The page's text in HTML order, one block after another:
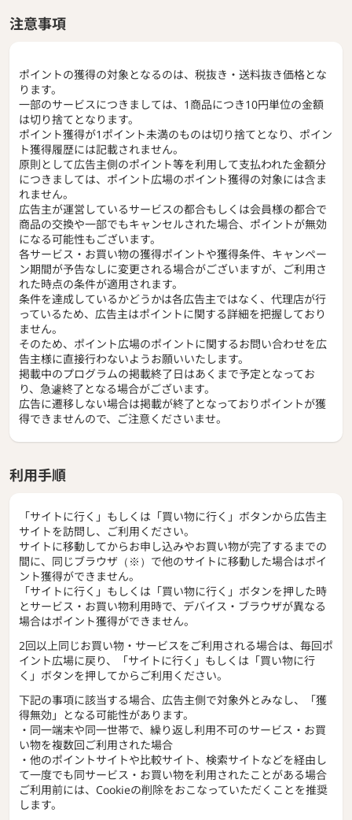
注意事項
ポイントの獲得の対象となるのは、税抜き・送料抜き価格とな
ります。
一部のサービスにつきましては、1商品につき10円単位の金額
は切り捨てとなります。
ポイント獲得が1ポイント未満のものは切り捨てとなり、ポイン
ト獲得履歴には記載されません。
原則として広告主側のポイント等を利用して支払われた金額分
につきましては、ポイント広場のポイント獲得の対象には含ま
れません。
広告主が運営しているサービスの都合もしくは会員様の都合で
商品の交換や一部でもキャンセルされた場合、ポイントが無効
になる可能性もございます。
各サービス・お買い物の獲得ポイントや獲得条件、キャンペー
ン期間が予告なしに変更される場合がございますが、ご利用さ
れた時点の条件が適用されます。
条件を達成しているかどうかは各広告主ではなく、代理店が行
っているため、広告主はポイントに関する詳細を把握しており
ません。
そのため、ポイント広場のポイントに関するお問い合わせを広
告主様に直接行わないようお願いいたします。
掲載中のプログラムの掲載終了日はあくまで予定となってお
り、急遽終了となる場合がございます。
広告に遷移しない場合は掲載が終了となっておりポイントが獲
得できませんので、ご注意くださいませ。
利用手順
「サイトに行く」もしくは「買い物に行く」ボタンから広告主
サイトを訪問し、ご利用ください。
サイトに移動してからお申し込みやお買い物が完了するまでの
間に、同じブラウザ（※）で他のサイトに移動した場合はポイ
ント獲得ができません。
「サイトに行く」もしくは「買い物に行く」ボタンを押した時
とサービス・お買い物利用時で、デバイス・ブラウザが異なる
場合はポイント獲得ができません。
2回以上同じお買い物・サービスをご利用される場合は、毎回ポ
イント広場に戻り、「サイトに行く」もしくは「買い物に行
く」ボタンを押してからご利用ください。
下記の事項に該当する場合、広告主側で対象外とみなし、「獲
得無効」となる可能性があります。
・同一端末や同一世帯で、繰り返し利用不可のサービス・お買
い物を複数回ご利用された場合
・他のポイントサイトや比較サイト、検索サイトなどを経由し
て一度でも同サービス・お買い物を利用されたことがある場合
ご利用前には、Cookieの削除をおこなっていただくことを推奨
します。